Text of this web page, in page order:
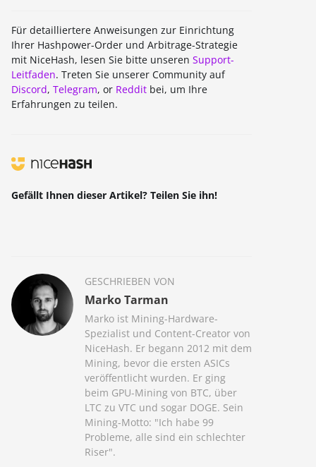
Für detailliertere Anweisungen zur Einrichtung
Ihrer Hashpower-Order und Arbitrage-Strategie
mit NiceHash, lesen Sie bitte unseren Support-
Leitfaden. Treten Sie unserer Community auf
Discord, Telegram, or Reddit bei, um Ihre
Erfahrungen zu teilen.
Gefällt Ihnen dieser Artikel? Teilen Sie ihn!
GESCHRIEBEN VON
Marko Tarman
Marko ist Mining-Hardware-
Spezialist und Content-Creator von
NiceHash. Er begann 2012 mit dem
Mining, bevor die ersten ASICs
veröffentlicht wurden. Er ging
beim GPU-Mining von BTC, über
LTC zu VTC und sogar DOGE. Sein
Mining-Motto: "Ich habe 99
Probleme, alle sind ein schlechter
Riser".